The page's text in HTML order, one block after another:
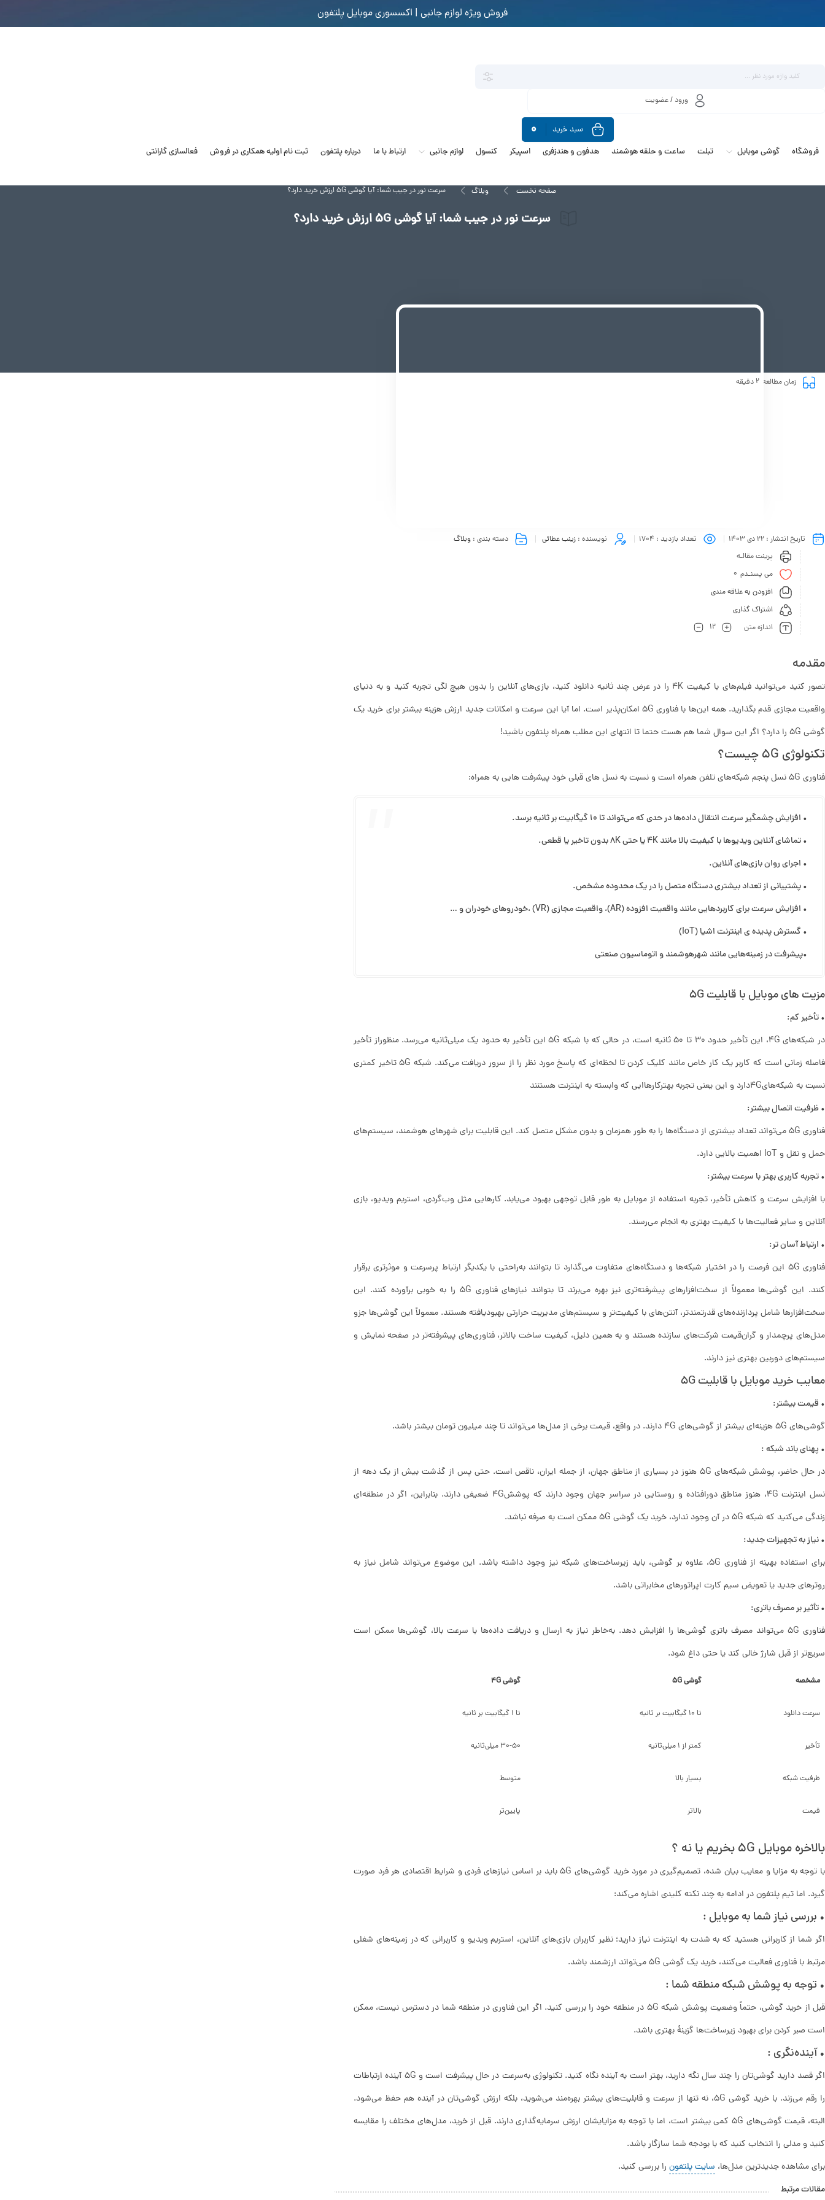
فروش ویژه لوازم جانبی | اکسسوری موبایل پلتفون
ورود / عضویت
سبد خرید 0
فروشگاه گوشی موبایل تبلت ساعت و حلقه هوشمند هدفون و هندزفری اسپیکر کنسول لوازم جانبی ارتباط با ما درباره پلتفون ثبت نام اولیه همکاری در فروش فعالسازی گارانتی
صفحه نخست وبلاگ سرعت نور در جیب شما: آیا گوشی 5G ارزش خرید دارد؟
سرعت نور در جیب شما: آیا گوشی 5G ارزش خرید دارد؟
زمان مطالعه 2 دقیقه
تاریخ انتشار : 22 دی 1403 تعداد بازدید : 1704 نویسنده : زینب عطائی دسته بندی : وبلاگ
پرینت مقالـه
می پسنـدم 0
افزودن به علاقه مندی
اشتراک گذاری
اندازه متن
12
مقدمه
تصور کنید می‌توانید فیلم‌های با کیفیت 4K را در عرض چند ثانیه دانلود کنید، بازی‌های آنلاین را بدون هیچ لگی تجربه کنید و به دنیای
واقعیت مجازی قدم بگذارید. همه این‌ها با فناوری 5G امکان‌پذیر است. اما آیا این سرعت و امکانات جدید ارزش هزینه بیشتر برای خرید یک
گوشی 5G را دارد؟ اگر این سوال شما هم هست حتما تا انتهای این مطلب همراه پلتفون باشید!
تکنولوژی 5G چیست؟
فناوری 5G نسل پنجم شبکه‌های تلفن همراه است و نسبت به نسل های قبلی خود پیشرفت هایی به همراه:
• افزایش چشمگیر سرعت انتقال داده‌ها در حدی که می‌تواند تا 10 گیگابیت بر ثانیه برسد.
• تماشای آنلاین ویدیوها با کیفیت بالا مانند 4K یا حتی 8K بدون تاخیر یا قطعی.
• اجرای روان بازی‌های آنلاین.
• پشتیبانی از تعداد بیشتری دستگاه متصل را در یک محدوده مشخص.
• افزایش سرعت برای کاربردهایی مانند واقعیت افزوده (AR)، واقعیت مجازی (VR) ،خودروهای خودران و …
• گسترش پدیده‌ ی اینترنت اشیا (IoT)
•پیشرفت‌ در زمینه‌هایی مانند شهرهوشمند و اتوماسیون صنعتی
مزیت های موبایل با قابلیت 5G
• تأخیر کم:
در شبکه‌های 4G، این تأخیر حدود ۳۰ تا ۵۰ ثانیه است، در حالی که با شبکه 5G این تأخیر به حدود یک میلی‌ثانیه می‌رسد. منظوراز تأخیر
فاصله زمانی است که کاربر یک کار خاص مانند کلیک کردن تا لحظه‌ای که پاسخ مورد نظر را از سرور دریافت می‌کند. شبکه 5G تاخیر کمتری
نسبت به شبکه‌های4Gدارد و این یعنی تجربه بهترکارهاایی که وابسته به اینترنت هستنند
• ظرفیت اتصال بیشتر:
فناوری 5G می‌تواند تعداد بیشتری از دستگاه‌ها را به طور همزمان و بدون مشکل متصل کند. این قابلیت برای شهرهای هوشمند، سیستم‌های
حمل و نقل و IoT اهمیت بالایی دارد.
• تجربه کاربری بهتر با سرعت بیشتر:
با افزایش سرعت و کاهش تأخیر، تجربه استفاده از موبایل به طور قابل توجهی بهبود می‌یابد. کارهایی مثل وب‌گردی، استریم ویدیو، بازی
آنلاین و سایر فعالیت‌ها با کیفیت بهتری به انجام می‌رسند.
• ارتباط آسان ‌تر:
فناوری 5G این فرصت را در اختیار شبکه‌ها و دستگاه‌های متفاوت می‌گذارد تا بتوانند به‌راحتی با یکدیگر ارتباط پرسرعت و موثرتری برقرار
کنند. این گوشی‌ها معمولاً از سخت‌افزارهای پیشرفته‌تری نیز بهره می‌برند تا بتوانند نیازهای فناوری 5G را به خوبی برآورده کنند. این
سخت‌افزارها شامل پردازنده‌های قدرتمندتر، آنتن‌های با کیفیت‌تر و سیستم‌های مدیریت حرارتی بهبودیافته هستند. معمولاً این گوشی‌ها جزو
مدل‌های پرچمدار و گران‌قیمت شرکت‌های سازنده هستند و به همین دلیل، کیفیت ساخت بالاتر، فناوری‌های پیشرفته‌تر در صفحه نمایش و
سیستم‌های دوربین بهتری نیز دارند.
معایب خرید موبایل با قابلیت 5G
• قیمت بیشتر:
گوشی‌های 5G هزینه‌ای بیشتر از گوشی‌های 4G دارند. در واقع، قیمت برخی از مدل‌ها می‌تواند تا چند میلیون تومان بیشتر باشد.
• پهنای باند شبکه :
در حال حاضر، پوشش شبکه‌های 5G هنوز در بسیاری از مناطق جهان، از جمله ایران، ناقص است. حتی پس از گذشت بیش از یک دهه از
نسل اینترنت 4G، هنوز مناطق دورافتاده و روستایی در سراسر جهان وجود دارند که پوشش4G ضعیفی دارند. بنابراین، اگر در منطقه‌ای
زندگی می‌کنید که شبکه 5G در آن وجود ندارد، خرید یک گوشی 5G ممکن است به صرفه نباشد.
• نیاز به تجهیزات جدید:
برای استفاده بهینه از فناوری 5G، علاوه بر گوشی، باید زیرساخت‌های شبکه نیز وجود داشته باشد. این موضوع می‌تواند شامل نیاز به
روترهای جدید یا تعویض سیم کارت اپراتورهای مخابراتی باشد.
• تأثیر بر مصرف باتری:
فناوری 5G می‌تواند مصرف باتری گوشی‌ها را افزایش دهد. به‌خاطر نیاز به ارسال و دریافت داده‌ها با سرعت بالا، گوشی‌ها ممکن است
سریع‌تر از قبل شارژ خالی کند یا حتی داغ شود.
مشخصه گوشی 5G گوشی 4G
سرعت دانلود تا 10 گیگابیت بر ثانیه تا 1 گیگابیت بر ثانیه
تأخیر کمتر از 1 میلی‌ثانیه 30-50 میلی‌ثانیه
ظرفیت شبکه بسیار بالا متوسط
قیمت بالاتر پایین‌تر
بالاخره موبایل 5G بخریم یا نه ؟
با توجه به مزایا و معایب بیان شده، تصمیم‌گیری در مورد خرید گوشی‌های 5G باید بر اساس نیازهای فردی و شرایط اقتصادی هر فرد صورت
گیرد. اما تیم پلتفون در ادامه به چند نکته کلیدی اشاره می‌کند:
• بررسی نیاز شما به موبایل :
اگر شما از کاربرانی هستید که به شدت به اینترنت نیاز دارید؛ نظیر کاربران بازی‌های آنلاین، استریم ویدیو و کاربرانی که در زمینه‌های شغلی
مرتبط با فناوری فعالیت می‌کنند، خرید یک گوشی 5G می‌تواند ارزشمند باشد.
• توجه به پوشش شبکه منطقه شما :
قبل از خرید گوشی، حتماً وضعیت پوشش شبکه 5G در منطقه خود را بررسی کنید. اگر این فناوری در منطقه شما در دسترس نیست، ممکن
است صبر کردن برای بهبود زیرساخت‌ها گزینهٔ بهتری باشد.
• آینده‌نگری :
اگر قصد دارید گوشی‌تان را چند سال نگه دارید، بهتر است به آینده نگاه کنید. تکنولوژی به‌سرعت در حال پیشرفت است و 5G آینده ارتباطات
را رقم می‌زند. با خرید گوشی 5G، نه تنها از سرعت و قابلیت‌های بیشتر بهره‌مند می‌شوید، بلکه ارزش گوشی‌تان در آینده هم حفظ می‌شود.
البته، قیمت گوشی‌های 5G کمی بیشتر است، اما با توجه به مزایایشان ارزش سرمایه‌گذاری دارند. قبل از خرید، مدل‌های مختلف را مقایسه
کنید و مدلی را انتخاب کنید که با بودجه شما سازگار باشد.
برای مشاهده جدیدترین مدل‌ها، سایت پلتفون را بررسی کنید.
مقالات مرتبط